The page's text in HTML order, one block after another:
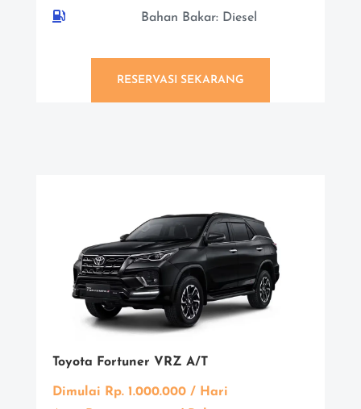
 Bahan Bakar: Diesel
RESERVASI SEKARANG
Toyota Fortuner VRZ A/T
Dimulai Rp. 1.000.000 / Hari